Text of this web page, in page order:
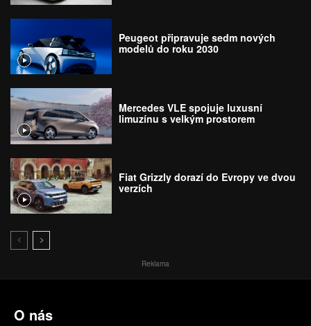
Peugeot připravuje sedm nových
modelů do roku 2030
Mercedes VLE spojuje luxusní
limuzínu s velkým prostorem
Fiat Grizzly dorazí do Evropy ve dvou
verzích
Reklama
O nás